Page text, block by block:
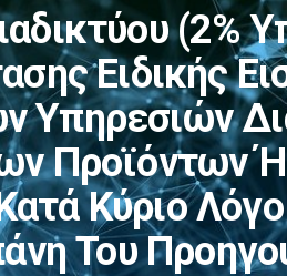
(2%
Ειδικής
Υπηρεσιών
Προϊόντων
Κύριο
Του